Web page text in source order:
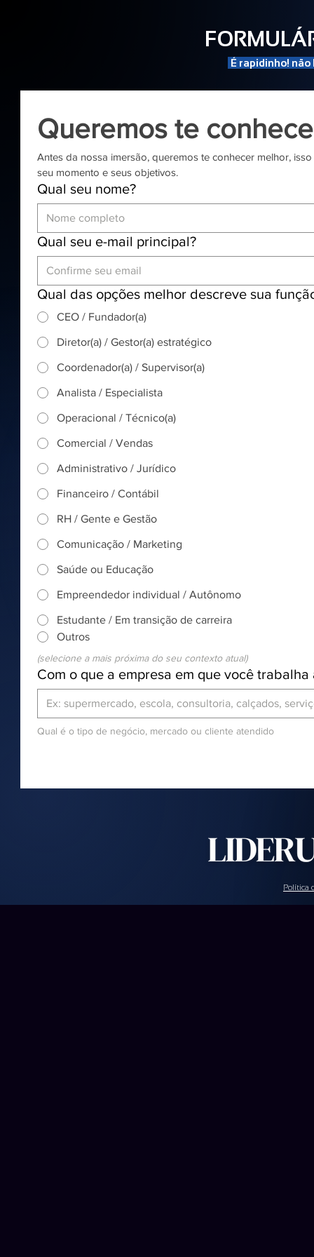
É rapidinho!
Queremos te
Antes da nossa imersão, queremos te conhecer melhor,
seu momento e seus objetivos.
Qual seu nome?
Qual seu e-mail principal?
Qual das opções melhor descreve sua
CEO / Fundador(a)
Diretor(a) / Gestor(a) estratégico
Coordenador(a) / Supervisor(a)
Analista / Especialista
Operacional / Técnico(a)
Comercial / Vendas
Administrativo / Jurídico
Financeiro / Contábil
RH / Gente e Gestão
Comunicação / Marketing
Saúde ou Educação
Empreendedor individual / Autônomo
Estudante / Em transição de carreira
Outros
(selecione a mais próxima do seu contexto atual)
Com o que a empresa em que você trabalha
Qual é o tipo de negócio, mercado ou cliente atendido
Política